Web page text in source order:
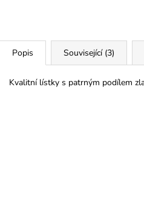
Popis Související (3)
Kvalitní lístky s patrným podílem